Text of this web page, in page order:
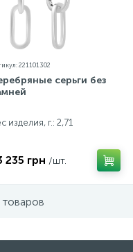
221101302
серьги без
изделия, г.: 2,71
235 грн /шт.